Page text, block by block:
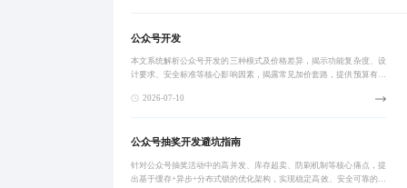
公众号开发
本文系统解析公众号开发的三种模式及价格差异，揭示功能复杂度、设
计要求、安全标准等核心影响因素，揭露常见加价套路，提供预算有限
字化转型。
2026-07-10
公众号抽奖开发避坑指南
针对公众号抽奖活动中的高并发、库存超卖、防刷机制等核心痛点，提
出基于缓存+异步+分布式锁的优化架构，实现稳定高效、安全可靠的抽